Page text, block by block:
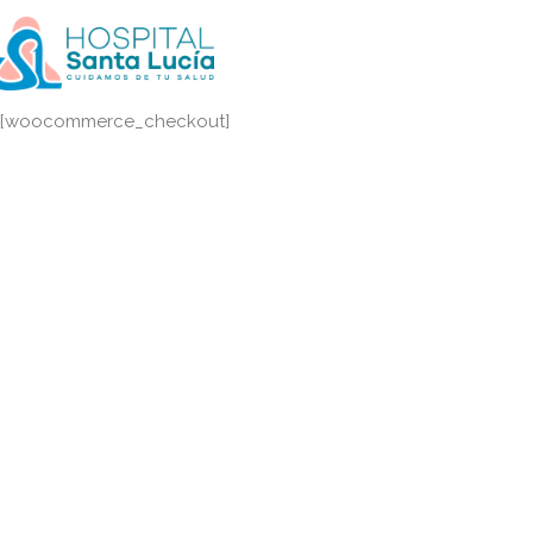
[woocommerce_checkout]